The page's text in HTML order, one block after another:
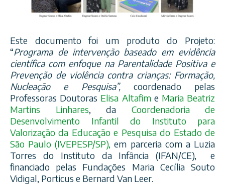
Este documento foi um produto do Projeto:
“Programa de intervenção baseado em evidência
científica com enfoque na Parentalidade Positiva e
Prevenção de violência contra crianças: Formação,
Nucleação e Pesquisa”, coordenado pelas
Professoras Doutoras Elisa Altafime Maria Beatriz
Martins Linhares, da Coordenadoria de
Desenvolvimento Infantil do Instituto para
Valorização da Educação e Pesquisa do Estado de
São Paulo (IVEPESP/SP),em parceria com a Luzia
Torres do Instituto da Infância (IFAN/CE), e
financiado pelas Fundações Maria Cecília Souto
Vidigal, Porticus e Bernard Van Leer.